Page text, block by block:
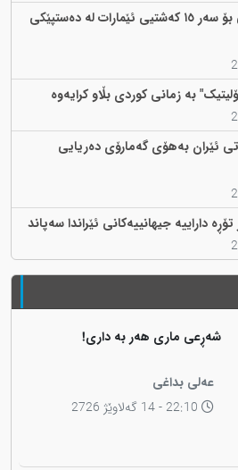
هێرشی مووشەکی و دڕۆنی بۆ سەر ١٥ کەشتیی ئێمارات لە دەستپێکی
بە زمانی کوردی بڵاو کرایەوە
ئێران بەهۆی گەمارۆی دەریایی
داراییە جیهانییەکانی ئێراندا سەپاند
شەڕعی ماری هەر بە داری!
عەلی بداغی